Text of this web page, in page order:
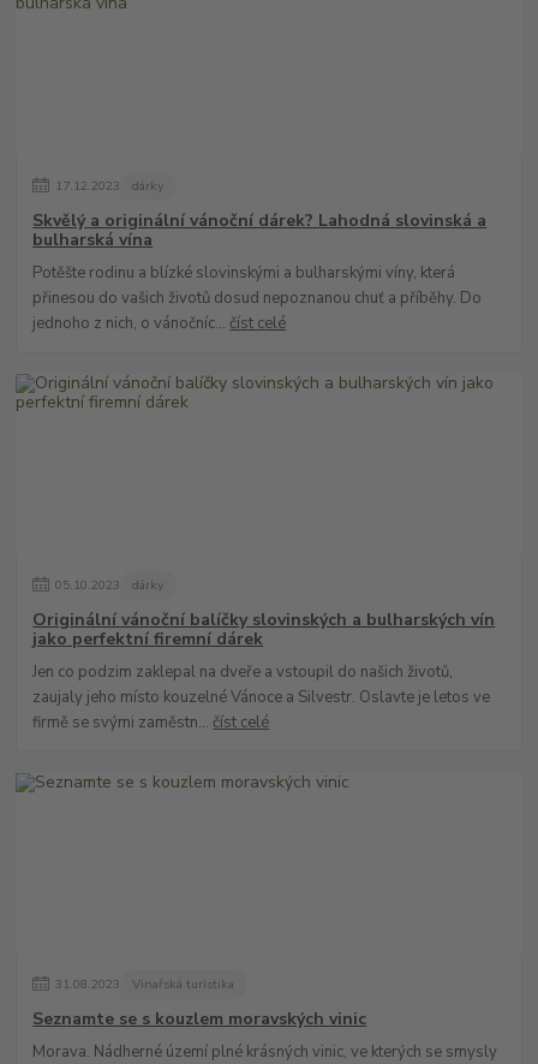
17. 12.2023 dárky
Skvělý a originální vánoční dárek? Lahodná slovinská a
bulharská vína
Potěšte rodinu a blízké slovinskými a bulharskými víny, která
přinesou do vašich životů dosud nepoznanou chuť a příběhy. Do
jednoho z nich, o vánočníc... číst celé
05. 10.2023 dárky
Originální vánoční balíčky slovinských a bulharských vín
jako perfektní firemní dárek
Jen co podzim zaklepal na dveře a vstoupil do našich životů,
zaujaly jeho místo kouzelné Vánoce a Silvestr. Oslavte je letos ve
firmě se svými zaměstn... číst celé
31.08.2023 Vinařská turistika
Seznamte se s kouzlem moravských vinic
Morava. Nádherné území plné krásných vinic, ve kterých se smysly